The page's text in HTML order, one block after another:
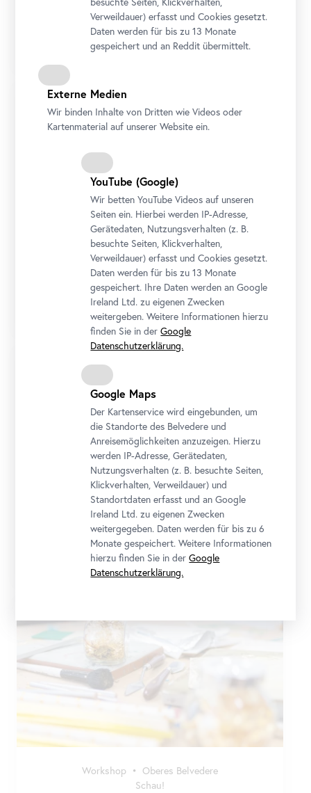
Rittermythen, Medienmonopol
Führung •
Unteres Belvedere
Galerie Mittelalter und Renaissance
Geschichte erleben. Der Staatsvertrag im
Belvedere
Führung • Oberes Belvedere
Schau!
Kreativ. Farbe im Museumsatelier
Workshop • Belvedere 21
Stellprobe
Workshop •
Oberes Belvedere
Schau!
Verweildauer) erfasst und Cookies gesetzt.
Daten werden für bis zu 13 Monate
gespeichert und an Reddit übermittelt.
Externe Medien
Wir binden Inhalte von Dritten wie Videos oder
Kartenmaterial auf unserer Website ein.
YouTube (Google)
Wir bettenYouTube Videos auf unseren
Seiten ein. Hierbei werden IP-Adresse,
Gerätedaten, Nutzungsverhalten (z. B.
besuchte Seiten, Klickverhalten,
Verweildauer) erfasst und Cookies gesetzt.
Daten werden für bis zu 13 Monate
gespeichert. Ihre Daten werden an Google
Ireland Ltd. zu eigenen Zwecken
weitergeben. Weitere Informationen hierzu
finden Sie in derGoogle
Datenschutzerklärung.
Google Maps
Der Kartenservice wird eingebunden, um
die Standorte des Belvedere und
Anreisemöglichkeiten anzuzeigen. Hierzu
werden IP-Adresse, Gerätedaten,
Nutzungsverhalten (z. B. besuchte Seiten,
Klickverhalten, Verweildauer) und
Standortdaten erfasst und an Google
Ireland Ltd. zu eigenen Zwecken
weitergegeben. Daten werden für bis zu 6
Monate gespeichert. Weitere Informationen
hierzu finden Sie in derGoogle
Datenschutzerklärung.